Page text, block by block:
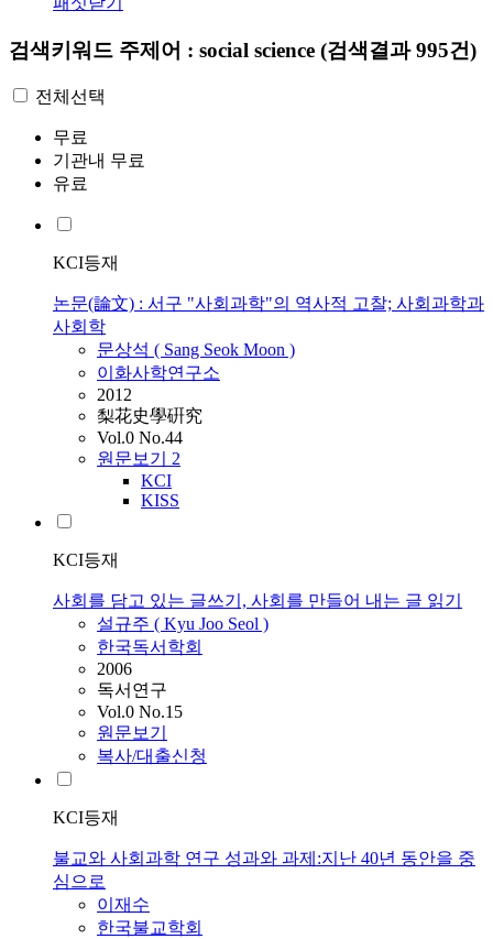
검색키워드 주제어 : social science (검색결과 995건)
전체선택
무료
기관내 무료
유료
KCI등재
논문(論文) : 서구 "사회과학"의 역사적 고찰; 사회과학과
사회학
문상석 ( Sang Seok Moon )
이화사학연구소
2012
梨花史學硏究
Vol.0 No.44
원문보기 2
KCI
KISS
KCI등재
사회를 담고 있는 글쓰기, 사회를 만들어 내는 글 읽기
설규주 ( Kyu Joo Seol )
한국독서학회
2006
독서연구
Vol.0 No.15
원문보기
복사/대출신청
KCI등재
불교와 사회과학 연구 성과와 과제:지난 40년 동안을 중
심으로
이재수
한국불교학회